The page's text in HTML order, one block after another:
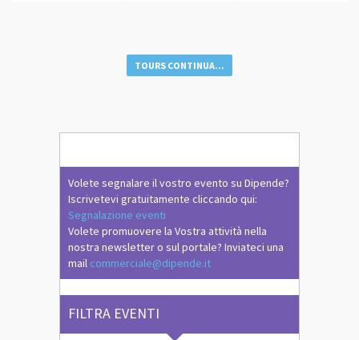
TOURS CONTINUA...
Volete segnalare il vostro evento su Dipende?
Iscrivetevi gratuitamente cliccando qui:
Segnalazione eventi
Volete promuovere la Vostra attività nella
nostra newsletter o sul portale? Inviateci una
mail commerciale@dipende.it
FILTRA EVENTI